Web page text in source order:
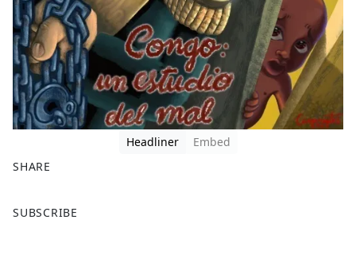
Headliner
Embed
SHARE
a
SUBSCRIBE